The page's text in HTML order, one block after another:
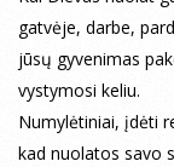
gatvėje, darbe,
jūsų gyvenimas
vystymosi keliu.
Numylėtiniai, įdėti
kad nuolatos savo